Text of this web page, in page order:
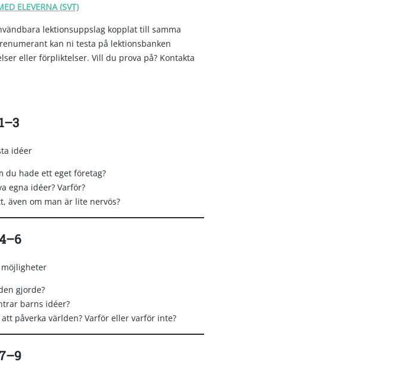
ELEVERNA (SVT)
lektionsuppslag kopplat till samma
kan ni testa på lektionsbanken
eller förpliktelser. Vill du prova på? Kontakta
idéer
du hade ett eget företag?
egna idéer? Varför?
även om man är lite nervös?
gjorde?
barns idéer?
påverka världen? Varför eller varför inte?